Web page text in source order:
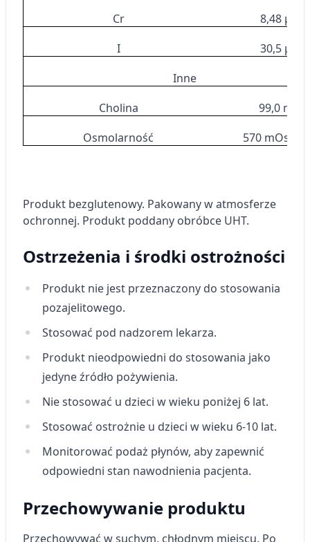
Cr
8,48 μg
I
30,5 μg
Inne
Cholina
99,0 mg
Osmolarność
570
Produkt bezglutenowy. Pakowany w atmosferze
ochronnej. Produkt poddany obróbce UHT.
Ostrzeżenia i środki ostrożności
Produkt nie jest przeznaczony do stosowania
pozajelitowego.
Stosować pod nadzorem lekarza.
Produkt nieodpowiedni do stosowania jako
jedyne źródło pożywienia.
Nie stosować u dzieci w wieku poniżej 6 lat.
Stosować ostrożnie u dzieci w wieku 6-10 lat.
Monitorować podaż płynów, aby zapewnić
odpowiedni stan nawodnienia pacjenta.
Przechowywanie produktu
Przechowywać w suchym, chłodnym miejscu. Po